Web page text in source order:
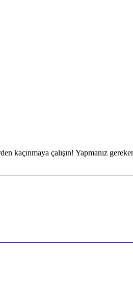
kaçınmaya çalışın! Yapmanız